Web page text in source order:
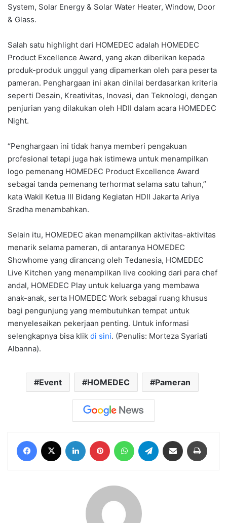
System, Solar Energy & Solar Water Heater, Window, Door
& Glass.
Salah satu highlight dari HOMEDEC adalah HOMEDEC
Product Excellence Award, yang akan diberikan kepada
produk-produk unggul yang dipamerkan oleh para peserta
pameran. Penghargaan ini akan dinilai berdasarkan kriteria
seperti Desain, Kreativitas, Inovasi, dan Teknologi, dengan
penjurian yang dilakukan oleh HDII dalam acara HOMEDEC
Night.
“Penghargaan ini tidak hanya memberi pengakuan
profesional tetapi juga hak istimewa untuk menampilkan
logo pemenang HOMEDEC Product Excellence Award
sebagai tanda pemenang terhormat selama satu tahun,”
kata Wakil Ketua III Bidang Kegiatan HDII Jakarta Ariya
Sradha menambahkan.
Selain itu, HOMEDEC akan menampilkan aktivitas-aktivitas
menarik selama pameran, di antaranya HOMEDEC
Showhome yang dirancang oleh Tedanesia, HOMEDEC
Live Kitchen yang menampilkan live cooking dari para chef
andal, HOMEDEC Play untuk keluarga yang membawa
anak-anak, serta HOMEDEC Work sebagai ruang khusus
bagi pengunjung yang membutuhkan tempat untuk
menyelesaikan pekerjaan penting. Untuk informasi
selengkapnya bisa klik di sini. (Penulis: Morteza Syariati
Albanna).
Event HOMEDEC Pameran
Facebook LinkedIn Pinterest WhatsAppTelegram Share via Email